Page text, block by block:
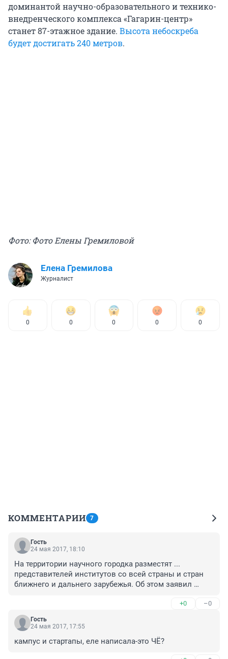
доминантой научно-образовательного и технико-
внедренческого комплекса «Гагарин-центр»
станет 87-этажное здание. Высота небоскреба
будет достигать 240 метров.
Фото: Фото Елены Гремиловой
Елена Гремилова
Журналист
0 0 0 0 0
КОММЕНТАРИИ 7
Гость
24 мая 2017, 18:10
На территории научного городка разместят ...
представителей институтов со всей страны и стран
ближнего и дальнего зарубежья. Об этом заявил
представителей делать-то будет?
+0 –0
Гость
24 мая 2017, 17:55
кампус и стартапы, еле написала-это ЧЁ?